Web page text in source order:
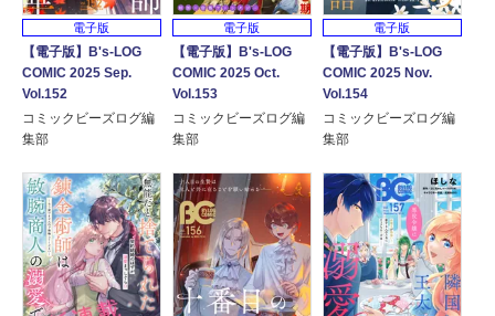
電子版
【電子版】B's-LOG
COMIC 2025 Sep.
Vol.152
コミックビーズログ編
集部
電子版
【電子版】B's-LOG
COMIC 2025 Oct.
Vol.153
コミックビーズログ編
集部
電子版
【電子版】B's-LOG
COMIC 2025 Nov.
Vol.154
コミックビーズログ編
集部